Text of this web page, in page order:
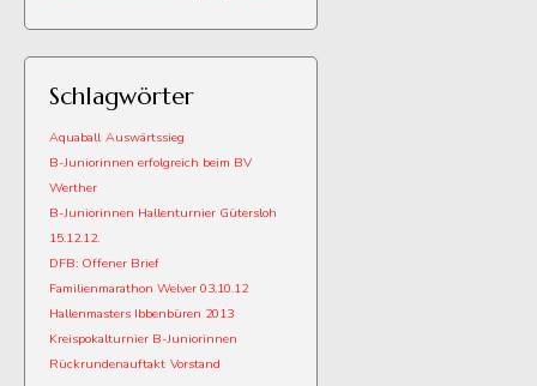
Schlagwörter
Aquaball Auswärtssieg
B-Juniorinnen erfolgreich beim BV
Werther
B-Juniorinnen Hallenturnier Gütersloh
15.12.12.
DFB: Offener Brief
Familienmarathon Welver 03.10.12
Hallenmasters Ibbenbüren 2013
Kreispokalturnier B-Juniorinnen
Rückrundenauftakt Vorstand